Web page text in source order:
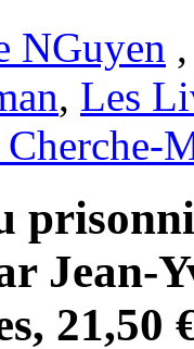
NGuyen
, Les
Cherche-
Jean-